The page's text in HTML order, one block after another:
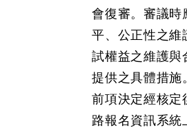
會復審。審議時
平、公正性之維
試權益之維護與
提供之具體措施
前項決定經核定
路報名資訊系統